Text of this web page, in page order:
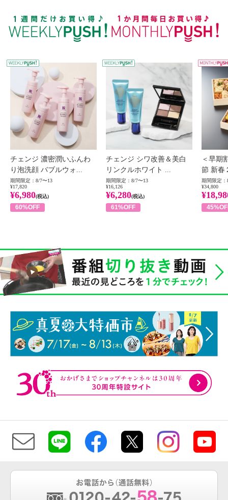
WEEKLY PUSH
チェンジ 濃密潤いふんわ
り泡洗顔 バブルウォ...
期間限定：8/7〜13
¥17,820
¥6,980(税込)
60%OFF
チェンジ シワ改善＆美白
リンクルホワイト ...
期間限定：8/7〜13
¥16,126
¥6,280(税込)
61%OFF
＜早期
節 新春
期間限定：
¥34,800